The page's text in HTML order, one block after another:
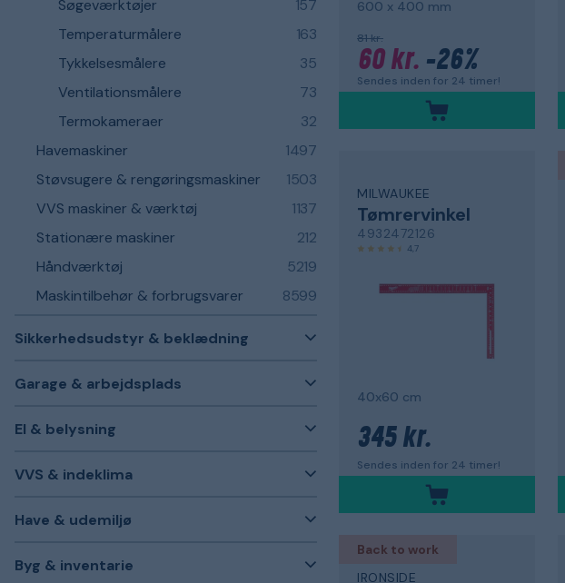
Søgeværktøjer
157
Temperaturmålere
163
Tykkelsesmålere
35
Ventilationsmålere
73
Termokameraer
32
Havemaskiner
1497
Støvsugere & rengøringsmaskiner
1503
VVS maskiner & værktøj
1137
Stationære maskiner
212
Håndværktøj
5219
Maskintilbehør & forbrugsvarer
8599
Sikkerhedsudstyr & beklædning
Garage & arbejdsplads
El & belysning
VVS & indeklima
Have & udemiljø
Byg & inventarie
600 x 400 mm
81 kr.
60 kr. -26%
Sendes inden for 24 timer!
MILWAUKEE
Tømrervinkel
4932472126
4,7
40x60 cm
345 kr.
Sendes inden for 24 timer!
Back to work
IRONSIDE